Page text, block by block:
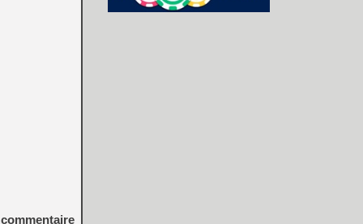
commentaire